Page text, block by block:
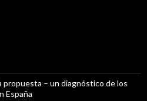
propuesta – un diagnóstico de los
España